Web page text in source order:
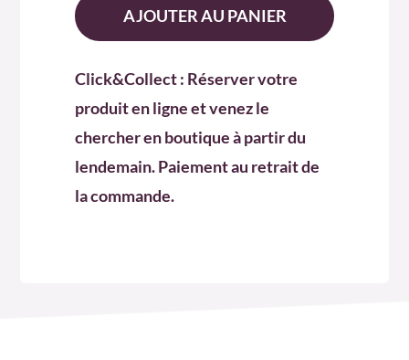
BEAUME
AJOUTER AU PANIER
Click&Collect : Réserver votre
produit en ligne et venez le
chercher en boutique à partir du
lendemain. Paiement au retrait de
la commande.